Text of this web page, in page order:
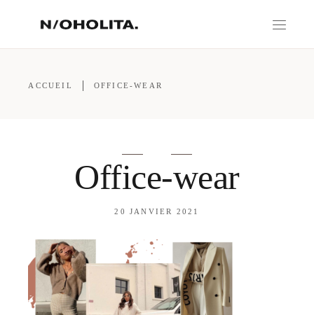
ACCUEIL OFFICE-WEAR
Office-wear
20 JANVIER 2021